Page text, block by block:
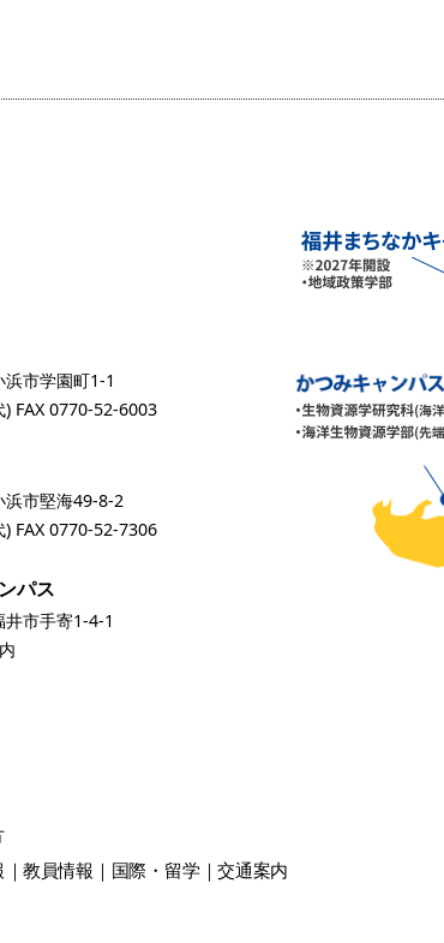
市学園町1-1
) FAX 0770-52-6003
浜市堅海49-8-2
) FAX 0770-52-7306
パス
市手寄1-4-1
教員情報 国際・留学 交通案内